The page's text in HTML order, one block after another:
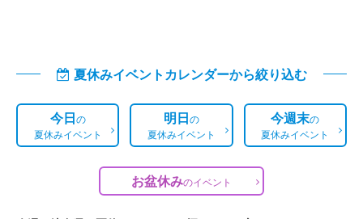
夏休みイベントカレンダーから絞り込む
今日の
夏休みイベント
明日の
夏休みイベント
今週末の
夏休みイベント
お盆休みのイベント